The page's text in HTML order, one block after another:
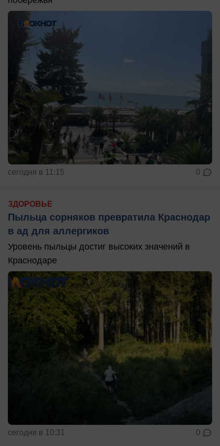
сегодня в 11:15 0
ЗДОРОВЬЕ
Пыльца сорняков превратила Краснодар
в ад для аллергиков
Уровень пыльцы достиг высоких значений в
Краснодаре
сегодня в 10:31 0